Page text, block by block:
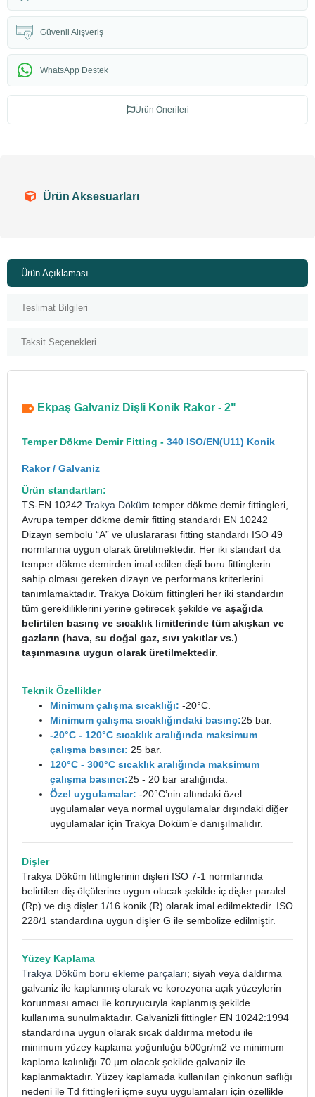
Güvenli Alışveriş
WhatsApp Destek
Ürün Önerileri
Ürün Aksesuarları
Ürün Açıklaması
Teslimat Bilgileri
Taksit Seçenekleri
Ekpaş Galvaniz Dişli Konik Rakor - 2"
Temper Dökme Demir Fitting - 340 ISO/EN(U11) Konik
Rakor / Galvaniz
Ürün standartları:
TS-EN 10242 Trakya Döküm temper dökme demir fittingleri,
Avrupa temper dökme demir fitting standardı EN 10242
Dizayn sembolü “A” ve uluslararası fitting standardı ISO 49
normlarına uygun olarak üretilmektedir. Her iki standart da
temper dökme demirden imal edilen dişli boru fittinglerin
sahip olması gereken dizayn ve performans kriterlerini
tanımlamaktadır. Trakya Döküm fittingleri her iki standardın
tüm gerekliliklerini yerine getirecek şekilde ve aşağıda
belirtilen basınç ve sıcaklık limitlerinde tüm akışkan ve
gazların (hava, su doğal gaz, sıvı yakıtlar vs.)
taşınmasına uygun olarak üretilmektedir.
Teknik Özellikler
Minimum çalışma sıcaklığı: -20°C.
Minimum çalışma sıcaklığındaki basınç:25 bar.
-20°C - 120°C sıcaklık aralığında maksimum
çalışma basıncı: 25 bar.
120°C - 300°C sıcaklık aralığında maksimum
çalışma basıncı:25 - 20 bar aralığında.
Özel uygulamalar: -20°C’nin altındaki özel
uygulamalar veya normal uygulamalar dışındaki diğer
uygulamalar için Trakya Döküm’e danışılmalıdır.
Dişler
Trakya Döküm fittinglerinin dişleri ISO 7-1 normlarında
belirtilen diş ölçülerine uygun olacak şekilde iç dişler paralel
(Rp) ve dış dişler 1/16 konik (R) olarak imal edilmektedir. ISO
228/1 standardına uygun dişler G ile sembolize edilmiştir.
Yüzey Kaplama
Trakya Döküm boru ekleme parçaları; siyah veya daldırma
galvaniz ile kaplanmış olarak ve korozyona açık yüzeylerin
korunması amacı ile koruyucuyla kaplanmış şekilde
kullanıma sunulmaktadır. Galvanizli fittingler EN 10242:1994
standardına uygun olarak sıcak daldırma metodu ile
minimum yüzey kaplama yoğunluğu 500gr/m2 ve minimum
kaplama kalınlığı 70 µm olacak şekilde galvaniz ile
kaplanmaktadır. Yüzey kaplamada kullanılan çinkonun saflığı
nedeni ile Td fittingleri içme suyu uygulamaları için özellikle